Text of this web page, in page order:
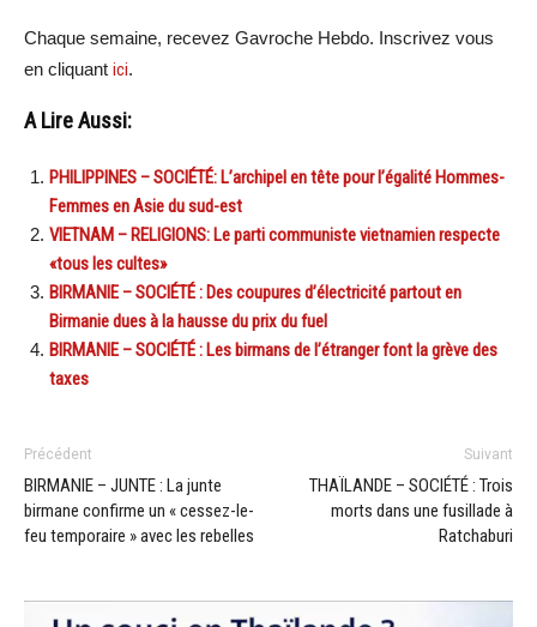
Chaque semaine, recevez Gavroche Hebdo. Inscrivez vous
en cliquant ici.
A Lire Aussi:
PHILIPPINES – SOCIÉTÉ: L’archipel en tête pour l’égalité Hommes-
Femmes en Asie du sud-est
VIETNAM – RELIGIONS: Le parti communiste vietnamien respecte
«tous les cultes»
BIRMANIE – SOCIÉTÉ : Des coupures d’électricité partout en
Birmanie dues à la hausse du prix du fuel
BIRMANIE – SOCIÉTÉ : Les birmans de l’étranger font la grève des
taxes
Précédent
BIRMANIE – JUNTE : La junte
birmane confirme un « cessez-le-
feu temporaire » avec les rebelles
Suivant
THAÏLANDE – SOCIÉTÉ : Trois
morts dans une fusillade à
Ratchaburi